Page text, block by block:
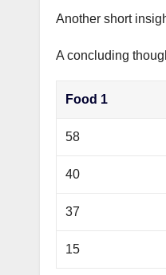
Another short
A concluding
Food 1
58
40
37
15